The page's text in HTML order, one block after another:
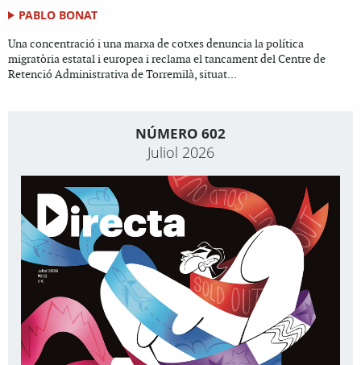
PABLO BONAT
Una concentració i una marxa de cotxes denuncia la política
migratòria estatal i europea i reclama el tancament del Centre de
Retenció Administrativa de Torremilà, situat...
NÚMERO 602
Juliol 2026